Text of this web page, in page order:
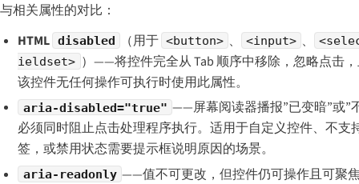
与相关属性的对比：
HTML disabled （用于 <button> 、 <input> 、
ieldset> ）——将控件完全从 Tab 顺序中移除，忽略点击
该控件无任何操作可执行时使用此属性。
aria-disabled="true" ——屏幕阅读器播报”已变暗”或”
必须同时阻止点击处理程序执行。适用于自定义控件、不支
签，或禁用状态需要提示框说明原因的场景。
aria-readonly ——值不可更改，但控件仍可操作且可聚